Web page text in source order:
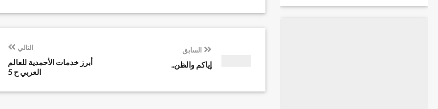
السابق
إياكم والظن..
التالي
أبرز خدمات الأحمدية للعالم
العربي ح 5